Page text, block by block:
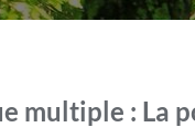
multiple : La